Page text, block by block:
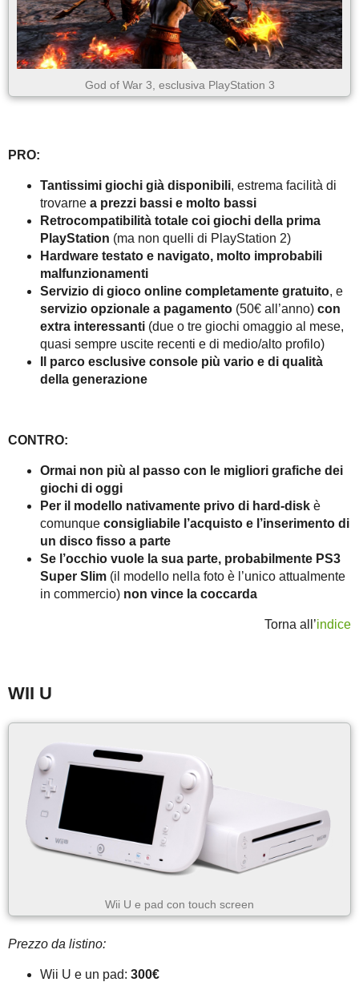
God of War 3, esclusiva PlayStation 3
PRO:
Tantissimi giochi già disponibili, estrema facilità di
trovarne a prezzi bassi e molto bassi
Retrocompatibilità totale coi giochi della prima
PlayStation (ma non quelli di PlayStation 2)
Hardware testato e navigato, molto improbabili
malfunzionamenti
Servizio di gioco online completamente gratuito, e
servizio opzionale a pagamento (50€ all’anno) con
extra interessanti (due o tre giochi omaggio al mese,
quasi sempre uscite recenti e di medio/alto profilo)
Il parco esclusive console più vario e di qualità
della generazione
CONTRO:
Ormai non più al passo con le migliori grafiche dei
giochi di oggi
Per il modello nativamente privo di hard-disk è
comunque consigliabile l’acquisto e l’inserimento di
un disco fisso a parte
Se l’occhio vuole la sua parte, probabilmente PS3
Super Slim (il modello nella foto è l’unico attualmente
in commercio) non vince la coccarda
Torna all’indice
WII U
Wii U e pad con touch screen
Prezzo da listino:
Wii U e un pad: 300€